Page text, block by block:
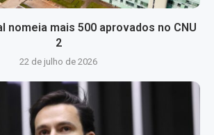
nomeia mais 500 aprovados no CNU
2
22 de julho de 2026